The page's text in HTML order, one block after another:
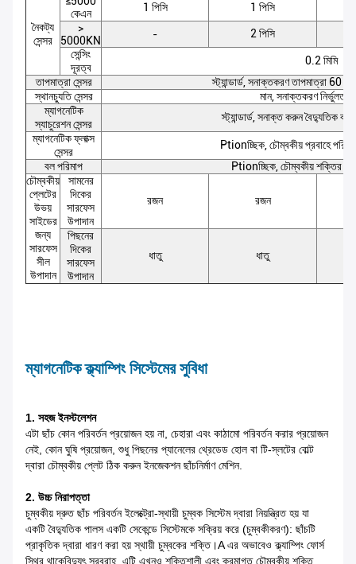
নৈকট্য
সেন্সর
কেএন
1 পিসি
1 পিসি
>
5000KN
- 2 পিসি
সেন্সিং
দূরত্ব
0.2 মিমি
তাপমাত্রা সেন্সর
স্ট্যান্ডার্ড, সনাক্তকরণ তাপমাত্রা 60
স্থানচ্যুতি সেন্সর
মান, সনাক্তকরণ নির্ভুলতা
ম্যাগনেটিক
স্যাচুরেশন সেন্সর
স্ট্যান্ডার্ড, সনাক্ত করুন বৈদ্যুতিক
ম্যাগনেটিক ফ্লাক্স
সেন্সর
Ptionচ্ছিক, চৌম্বকীয় প্রবাহে
বল পরিমাপ
Ptionচ্ছিক, চৌম্বকীয় শক্তির
চৌম্বকীয়
প্লেটের
উভয়
সাইডের
জন্য
সারফেস
সীল
উপাদান
সামনের
দিকের
সারফেস
উপাদান
রজন রজন
পিছনের
দিকের
সারফেস
উপাদান
ধাতু ধাতু
ম্যাগনেটিক ক্ল্যাম্পিং সিস্টেমের সুবিধা
1. সহজ ইনস্টলেশন
এটা ছাঁচ কোন পরিবর্তন প্রয়োজন হয় না, চেহারা এবং কাঠামো পরিবর্তন করার প্রয়োজন
নেই, কোন ঘুষি প্রয়োজন, শুধু পিছনের প্যানেলের থ্রেডেড হোল বা টি-স্লটের বোল্ট
দ্বারা চৌম্বকীয় প্লেট ঠিক করুনইনজেকশন ছাঁচনির্মাণ মেশিন.
2. উচ্চ নিরাপত্তা
চুম্বকীয় দ্রুত ছাঁচ পরিবর্তন ইলেক্ট্রো-স্থায়ী চুম্বক সিস্টেম দ্বারা নিয়ন্ত্রিত হয় যা
একটিবৈদ্যুতিক পালস একটি সেকেন্ডে সিস্টেমকে সক্রিয় করে (চুম্বকীকরণ): ছাঁচটি
প্রাকৃতিক দ্বারা ধারণ করা হয়স্থায়ী চুম্বকের শক্তি।A এর অভাবেও ক্ল্যাম্পিং ফোর্স
স্থির থাকেবিদ্যুৎ সরবরাহ, এটি এখনও শক্তিশালী এবং ক্রমাগত চৌম্বকীয় শক্তি